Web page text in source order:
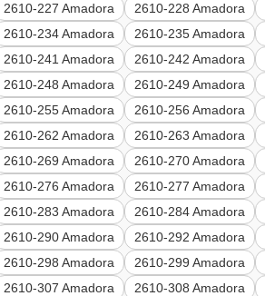
2610-227 Amadora 2610-228 Amadora
2610-234 Amadora 2610-235 Amadora
2610-241 Amadora 2610-242 Amadora
2610-248 Amadora 2610-249 Amadora
2610-255 Amadora 2610-256 Amadora
2610-262 Amadora 2610-263 Amadora
2610-269 Amadora 2610-270 Amadora
2610-276 Amadora 2610-277 Amadora
2610-283 Amadora 2610-284 Amadora
2610-290 Amadora 2610-292 Amadora
2610-298 Amadora 2610-299 Amadora
2610-307 Amadora 2610-308 Amadora